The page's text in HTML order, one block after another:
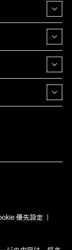
優先設定